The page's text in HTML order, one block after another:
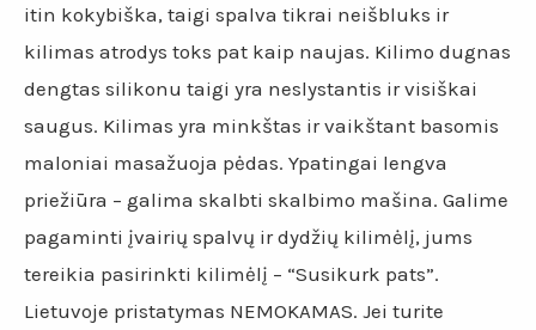
itin kokybiška, taigi spalva tikrai neišbluks ir
kilimas atrodys toks pat kaip naujas. Kilimo dugnas
dengtas silikonu taigi yra neslystantis ir visiškai
saugus. Kilimas yra minkštas ir vaikštant basomis
maloniai masažuoja pėdas. Ypatingai lengva
priežiūra – galima skalbti skalbimo mašina. Galime
pagaminti įvairių spalvų ir dydžių kilimėlį, jums
tereikia pasirinkti kilimėlį – “Susikurk pats”.
Lietuvoje pristatymas NEMOKAMAS. Jei turite